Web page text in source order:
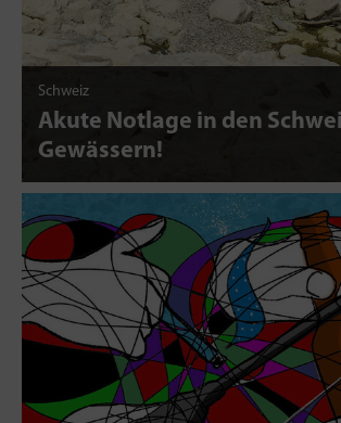
Schweiz
Akute Notlage in den
Gewässern!